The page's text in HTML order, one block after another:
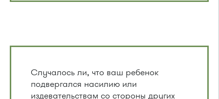
Случалось ли, что ваш ребенок
подвергался насилию или
издевательствам со стороны других